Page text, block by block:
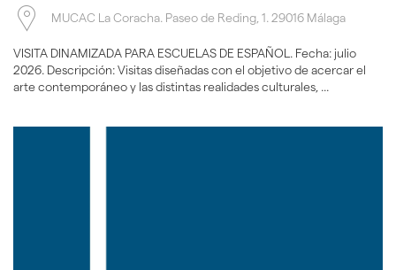
MUCAC La Coracha. Paseo de Reding, 1. 29016 Málaga
VISITA DINAMIZADA PARA ESCUELAS DE ESPAÑOL. Fecha: julio
2026. Descripción: Visitas diseñadas con el objetivo de acercar el
arte contemporáneo y las distintas realidades culturales, ...